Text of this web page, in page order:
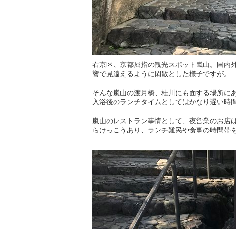
右京区、京都屈指の観光スポット嵐山。国内
響で見違えるように閑散とした様子ですが。
そんな嵐山の渡月橋、桂川にも面する場所に
入浴後のランチタイムとしてはかなり遅い時
嵐山のレストラン事情として、夜営業のお店
らけっこうあり、ランチ難民や食事の時間帯